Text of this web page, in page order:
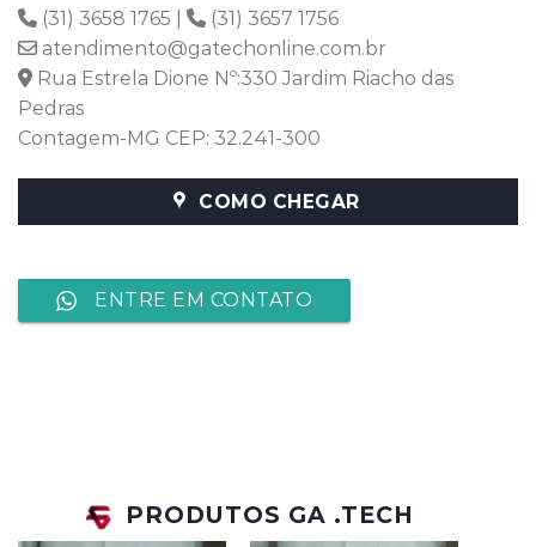
(31) 3658 1765 |
(31) 3657 1756
atendimento@gatechonline.com.br
Rua Estrela Dione Nº:330 Jardim Riacho das
Pedras
Contagem-MG CEP: 32.241-300
COMO CHEGAR
ENTRE EM CONTATO
PRODUTOS GA .TECH